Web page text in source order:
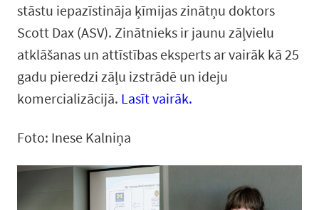
stāstu iepazīstināja ķīmijas zinātņu doktors
Scott Dax (ASV). Zinātnieks ir jaunu zāļvielu
atklāšanas un attīstības eksperts ar vairāk kā 25
gadu pieredzi zāļu izstrādē un ideju
komercializācijā. Lasīt vairāk.
Foto: Inese Kalniņa